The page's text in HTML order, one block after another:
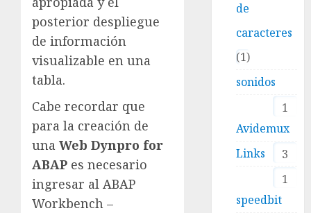
posterior despliegue
de información
visualizable en una
tabla.
Cabe recordar que
para la creación de
una Web Dynpro for
ABAP es necesario
ingresar al ABAP
Workbench –
de
caracteres
1
sonidos
1
Avidemux
3
Links
1
speedbit